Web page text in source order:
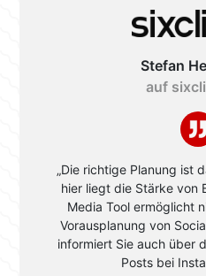
Stefan
auf
„Die richtige Planung ist
hier liegt die Stärke von
Media Tool ermöglicht
Vorausplanung von
informiert Sie auch über
Posts bei